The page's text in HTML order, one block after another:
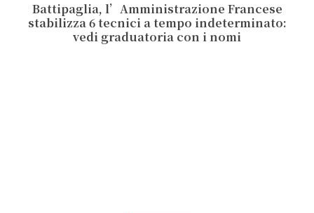
Battipaglia, l’Amministrazione Francese
stabilizza 6 tecnici a tempo indeterminato:
vedi graduatoria con i nomi